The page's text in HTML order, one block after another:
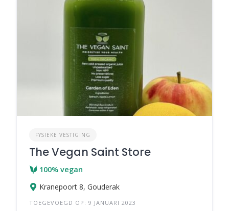
FYSIEKE VESTIGING
The Vegan Saint Store
100% vegan
Kranepoort 8, Gouderak
TOEGEVOEGD OP: 9 JANUARI 2023